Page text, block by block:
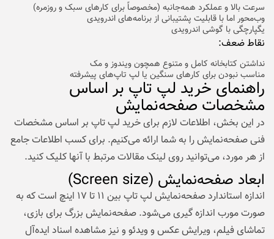
سرعت بالا و عملکرد همه‌جانبه (مخصوصاً برای کارهای سبک و روزمره)
وب‌محور اما با قابلیت پشتیبانی از برنامه‌های اندرویدی
یگپارچگی با گوشی اندرویدی
نقاط ضعف:
نداشتن کتابخانه کامل و متنوع همچون ویندوز و مک
مناسب نبودن برای کارهای سنگین یا لپ تاپ‌های پیشرفته
راهنمای خرید لپ تاپ بر اساس
مشخصات صفحه‌نمایش
در این بخش، اطلاعات لازم برای خرید لپ تاپ بر اساس مشخصات
فنی صفحه‌نمایش را به شما ارائه می‌کنیم. برای کسب اطلاعات جامع
از هر مورد، می‌توانید روی لینک مقالات مرتبط با آنها کلیک کنید.
ابعاد صفحه‌نمایش (Screen size)
اندازه استاندارد صفحه‌نمایش لپ تاپ بین ۱۱ تا ۱۷ اینچ است که به
صورت مورب اندازه گیری می‌شود. صفحه‌نمایش بزرگ برای بازی،
تماشای فیلم، ویرایش عکس و ویدئو و نیز مشاهده اسناد ایده‌آل